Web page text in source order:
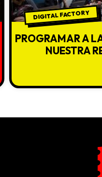
DIGITAL FACTORY
PROGRAMAR A
NUESTRA